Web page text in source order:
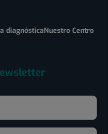
diagnósticaNuestro Centro